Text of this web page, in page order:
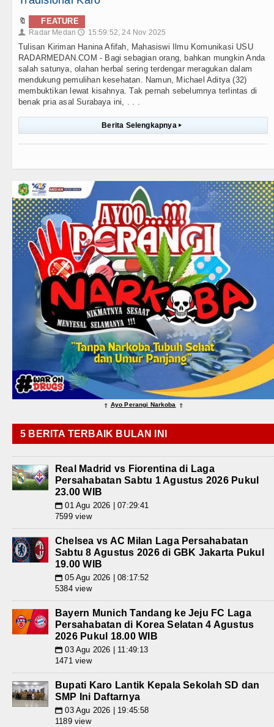
🔖 FEATURE
👤 Radar Medan 🕔 15:59:52, 24 Nov 2025
Tulisan Kiriman Hanina Afifah, Mahasiswi Ilmu Komunikasi USU
RADARMEDAN.COM - Bagi sebagian orang, bahkan mungkin Anda
salah satunya, olahan herbal sering terdengar meragukan dalam
mendukung pemulihan kesehatan. Namun, Michael Aditya (32)
membuktikan lewat kisahnya. Tak pernah sebelumnya terlintas di
benak pria asal Surabaya ini, . . .
Berita Selengkapnya ▸
⇑ Ayo Perangi Narkoba ⇑
5 BERITA TERBAIK BULAN INI
Real Madrid vs Fiorentina di Laga
Persahabatan Sabtu 1 Agustus 2026 Pukul
23.00 WIB
📅 01 Agu 2026 | 07:29:41
7599 view
Chelsea vs AC Milan Laga Persahabatan
Sabtu 8 Agustus 2026 di GBK Jakarta Pukul
19.00 WIB
📅 05 Agu 2026 | 08:17:52
5384 view
Bayern Munich Tandang ke Jeju FC Laga
Persahabatan di Korea Selatan 4 Agustus
2026 Pukul 18.00 WIB
📅 03 Agu 2026 | 11:49:13
1471 view
Bupati Karo Lantik Kepala Sekolah SD dan
SMP Ini Daftarnya
📅 03 Agu 2026 | 19:45:58
1189 view